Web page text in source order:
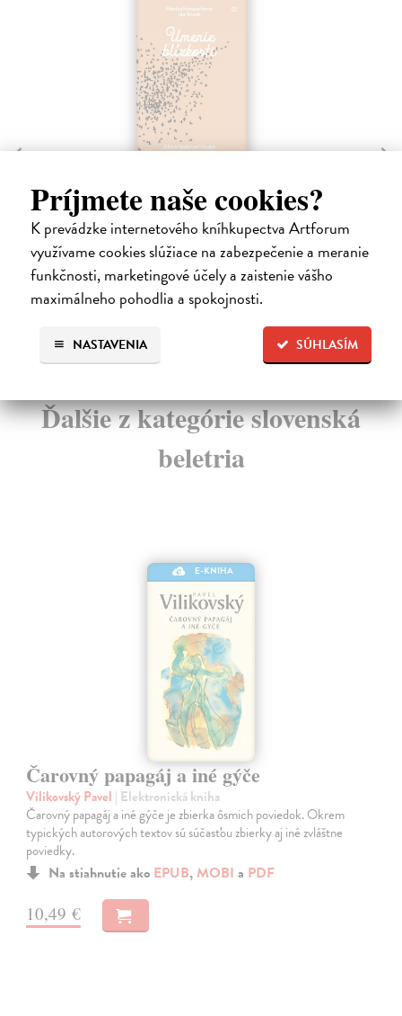
Príjmete naše cookies?
K prevádzke internetového kníhkupectva Artforum
využívame cookies slúžiace na zabezpečenie a meranie
funkčnosti, marketingové účely a zaistenie vášho
maximálneho pohodlia a spokojnosti.
SÚHLASÍM
NASTAVENIA
Umenie blízkosti
Hrustič Ján| Elektronická kniha
Psychológ Ján Hrustič hovorí, že osamelosť je, keď
sme vedľa seba, ale každý vo svojom svete. Keď pa...
Na stiahnutie akoEPUB ,MOBIaPDF
13,90 €
Ďalšie z kategórie slovenská
beletria
E-KNIHA
Čarovný papagáj a iné gýče
Vilikovský Pavel | Elektronická kniha
Čarovný papagáj a iné gýče je zbierka ôsmich poviedok. Okrem
typických autorových textov sú súčasťou zbierky aj iné zvláštne
poviedky.
Na stiahnutie ako EPUB, MOBI a PDF
10,49 €